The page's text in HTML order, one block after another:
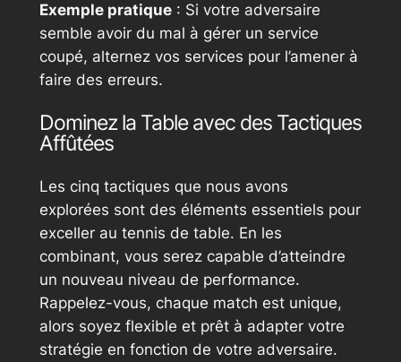
Exemple pratique: Si votre adversaire
semble avoir du mal à gérer un service
coupé, alternez vos services pour l’amener à
faire des erreurs.
Dominez la Table avec des Tactiques
Affûtées
Les cinq tactiques que nous avons
explorées sont des éléments essentiels pour
exceller au tennis de table. En les
combinant, vous serez capable d’atteindre
un nouveau niveau de performance.
Rappelez-vous, chaque match est unique,
alors soyez flexible et prêt à adapter votre
stratégie en fonction de votre adversaire.